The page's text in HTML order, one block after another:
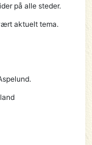
på alle steder.
aktuelt tema.